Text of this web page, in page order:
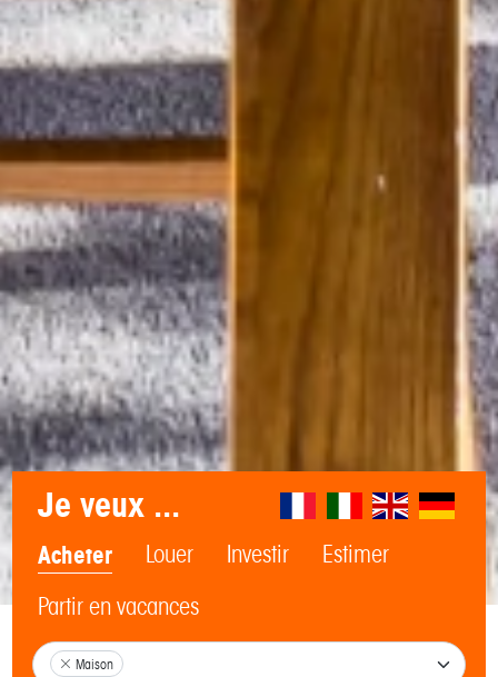
Je veux ...
Acheter Louer Investir
Estimer
Partir en vacances
Maison